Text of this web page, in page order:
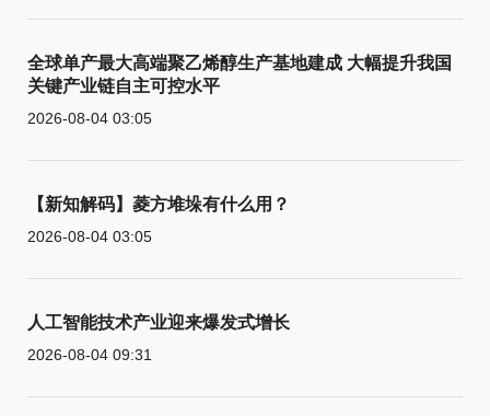
全球单产最大高端聚乙烯醇生产基地建成 大幅提升我国
关键产业链自主可控水平
2026-08-04 03:05
【新知解码】菱方堆垛有什么用？
2026-08-04 03:05
人工智能技术产业迎来爆发式增长
2026-08-04 09:31